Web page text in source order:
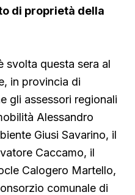
di proprietà della
svolta questa sera al
in provincia di
gli assessori regionali
Alessandro
Giusi Savarino, il
Caccamo, il
Calogero Martello,
comunale di